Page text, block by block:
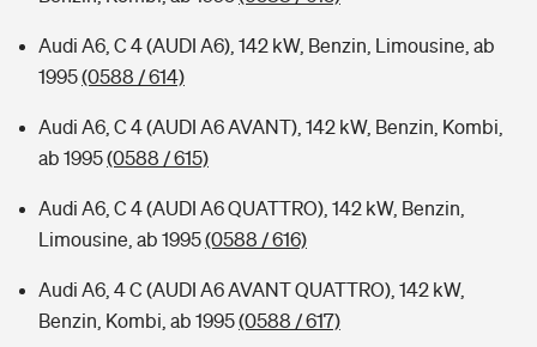
Audi A6, C 4 (AUDI A6), 142 kW, Benzin, Limousine, ab
1995(0588 / 614)
Audi A6, C 4 (AUDI A6 AVANT), 142 kW, Benzin, Kombi,
ab 1995(0588 / 615)
Audi A6, C 4 (AUDI A6 QUATTRO), 142 kW, Benzin,
Limousine, ab 1995(0588 / 616)
Audi A6, 4 C (AUDI A6 AVANT QUATTRO), 142 kW,
Benzin, Kombi, ab 1995(0588 / 617)